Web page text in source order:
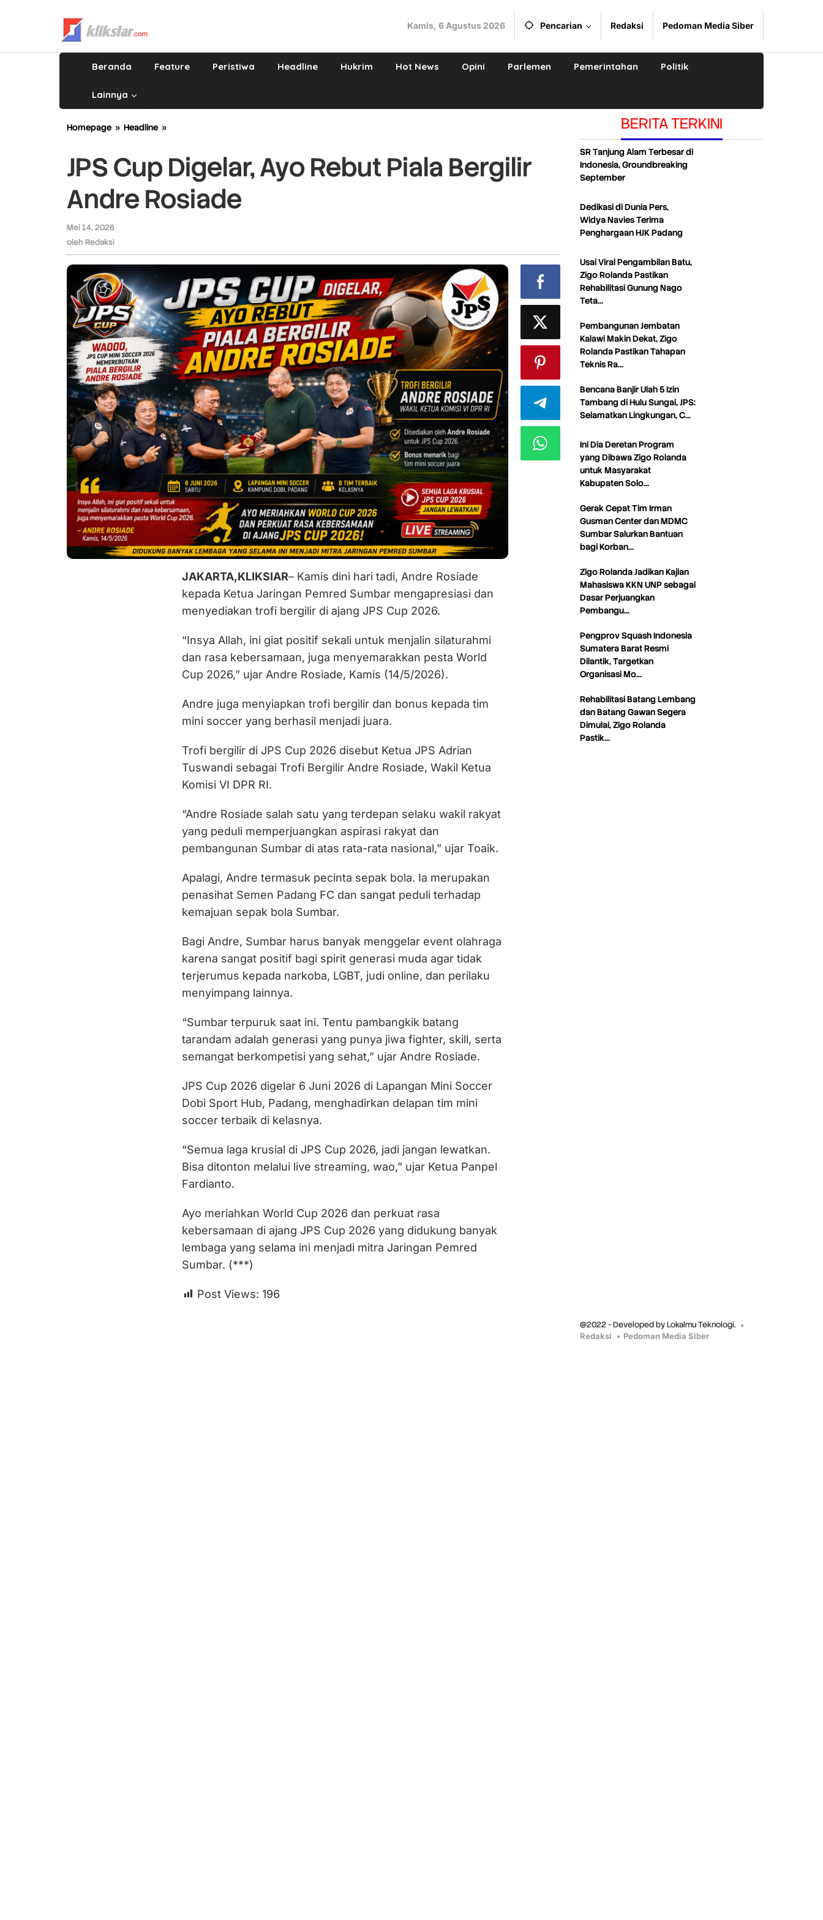
Kamis, 6 Agustus 2026 Pencarian Redaksi Pedoman Media Siber
Beranda Feature Peristiwa Headline Hukrim Hot News Opini Parlemen Pemerintahan Politik
Lainnya
Homepage » Headline »
Ayo
Rebut
Piala
Bergilir
JPS Cup Digelar, Ayo Rebut Piala Bergilir
Andre Rosiade
Mei 14, 2026
oleh Redaksi
JAKARTA,KLIKSIAR– Kamis dini hari tadi, Andre Rosiade
kepada Ketua Jaringan Pemred Sumbar mengapresiasi dan
menyediakan trofi bergilir di ajang JPS Cup 2026.
“Insya Allah, ini giat positif sekali untuk menjalin silaturahmi
dan rasa kebersamaan, juga menyemarakkan pesta World
Cup 2026,” ujar Andre Rosiade, Kamis (14/5/2026).
Andre juga menyiapkan trofi bergilir dan bonus kepada tim
mini soccer yang berhasil menjadi juara.
Trofi bergilir di JPS Cup 2026 disebut Ketua JPS Adrian
Tuswandi sebagai Trofi Bergilir Andre Rosiade, Wakil Ketua
Komisi VI DPR RI.
“Andre Rosiade salah satu yang terdepan selaku wakil rakyat
yang peduli memperjuangkan aspirasi rakyat dan
pembangunan Sumbar di atas rata-rata nasional,” ujar Toaik.
Apalagi, Andre termasuk pecinta sepak bola. Ia merupakan
penasihat Semen Padang FC dan sangat peduli terhadap
kemajuan sepak bola Sumbar.
Bagi Andre, Sumbar harus banyak menggelar event olahraga
karena sangat positif bagi spirit generasi muda agar tidak
terjerumus kepada narkoba, LGBT, judi online, dan perilaku
menyimpang lainnya.
“Sumbar terpuruk saat ini. Tentu pambangkik batang
tarandam adalah generasi yang punya jiwa fighter, skill, serta
semangat berkompetisi yang sehat,” ujar Andre Rosiade.
JPS Cup 2026 digelar 6 Juni 2026 di Lapangan Mini Soccer
Dobi Sport Hub, Padang, menghadirkan delapan tim mini
soccer terbaik di kelasnya.
“Semua laga krusial di JPS Cup 2026, jadi jangan lewatkan.
Bisa ditonton melalui live streaming, wao,” ujar Ketua Panpel
Fardianto.
Ayo meriahkan World Cup 2026 dan perkuat rasa
kebersamaan di ajang JPS Cup 2026 yang didukung banyak
lembaga yang selama ini menjadi mitra Jaringan Pemred
Sumbar. (***)
Post Views: 196
BERITA TERKINI
SR Tanjung Alam Terbesar di
Indonesia, Groundbreaking
September
Dedikasi di Dunia Pers,
Widya Navies Terima
Penghargaan HJK Padang
Usai Viral Pengambilan Batu,
Zigo Rolanda Pastikan
Rehabilitasi Gunung Nago
Teta…
Pembangunan Jembatan
Kalawi Makin Dekat, Zigo
Rolanda Pastikan Tahapan
Teknis Ra…
Bencana Banjir Ulah 5 Izin
Tambang di Hulu Sungai, JPS:
Selamatkan Lingkungan, C…
Ini Dia Deretan Program
yang Dibawa Zigo Rolanda
untuk Masyarakat
Kabupaten Solo…
Gerak Cepat Tim Irman
Gusman Center dan MDMC
Sumbar Salurkan Bantuan
bagi Korban…
Zigo Rolanda Jadikan Kajian
Mahasiswa KKN UNP sebagai
Dasar Perjuangkan
Pembangu…
Pengprov Squash Indonesia
Sumatera Barat Resmi
Dilantik, Targetkan
Organisasi Mo…
Rehabilitasi Batang Lembang
dan Batang Gawan Segera
Dimulai, Zigo Rolanda
Pastik…
@2022 - Developed by Lokalmu Teknologi.
Redaksi Pedoman Media Siber